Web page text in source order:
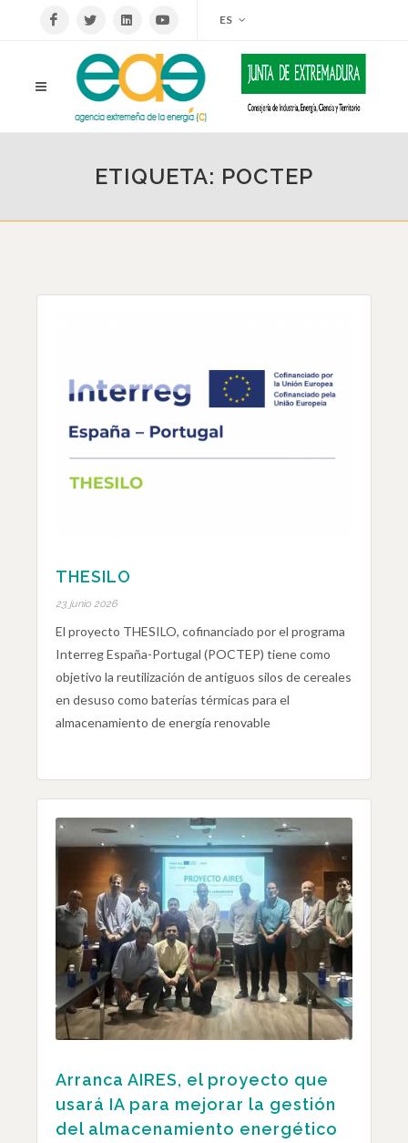
ES
ETIQUETA: POCTEP
THESILO
23 junio 2026
El proyecto THESILO, cofinanciado por el programa
Interreg España-Portugal (POCTEP) tiene como
objetivo la reutilización de antiguos silos de cereales
en desuso como baterías térmicas para el
almacenamiento de energía renovable
Arranca AIRES, el proyecto que
usará IA para mejorar la gestión
del almacenamiento energético